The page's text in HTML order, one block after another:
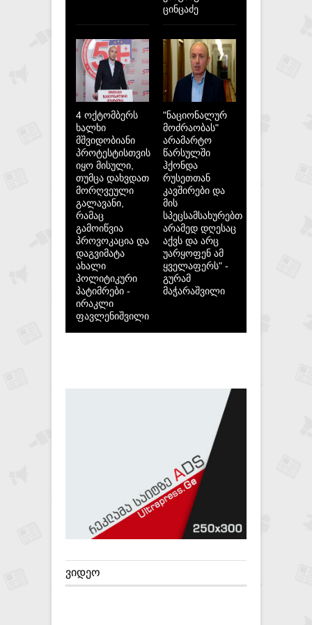
ცინცაძე
4 ოქტომბერს
ხალხი
მშვიდობიანი
პროტესტისთვის
იყო მისული,
თუმცა დახვდათ
მორღვეული
გალავანი,
რამაც
გამოიწვია
პროვოკაცია და
დაგვიმატა
ახალი
პოლიტიკური
პატიმრები -
ირაკლი
ფავლენიშვილი
"ნაციონალურ
მოძრაობას"
არამარტო
წარსულში
ჰქონდა
რუსეთთან
კავშირები და
მის
სპეცსამსახურებთან,
არამედ დღესაც
აქვს და არც
უარყოფენ ამ
ყველაფერს" -
გურამ
მაჭარაშვილი
ᲕᲘᲓᲔᲝ